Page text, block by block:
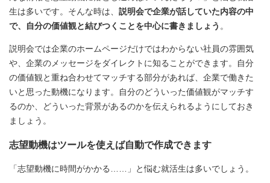
生は多いです。そんな時は、 説明会で企業が話していた内容の中
で、自分の価値観と結びつくことを中心に書きましょう 。
説明会では企業のホームページだけではわからない社員の雰囲気
や、企業のメッセージをダイレクトに知ることができます。自分
の価値観と重ね合わせてマッチする部分があれば、企業で働きた
いと思った動機になります。自分のどういった価値観がマッチす
るのか、どういった背景があるのかを伝えられるようにしておき
ましょう。
志望動機はツールを使えば自動で作成できます
「志望動機に時間がかかる……」と悩む就活生は多いでしょう。